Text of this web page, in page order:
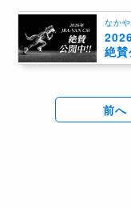
なか
絶賛
前へ